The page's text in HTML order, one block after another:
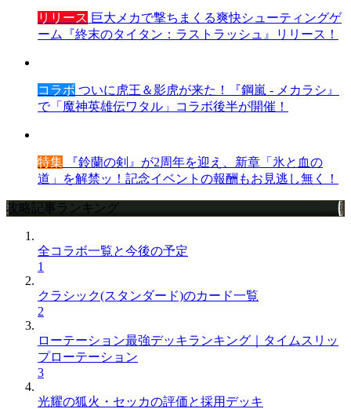
リリース 巨大メカで撃ちまくる爽快シューティングゲ
ーム『終末のタイタン：ラストラッシュ』リリース！
コラボ ついに虎王＆影虎が来た！『鋼嵐 - メカラシ』
で「魔神英雄伝ワタル」コラボ後半が開催！
特集 『鈴蘭の剣』が2周年を迎え、新章「氷と血の
道」を解禁ッ！記念イベントの報酬もお見逃し無く！
攻略記事ランキング
全コラボ一覧と今後の予定
1
クラシック(スタンダード)のカード一覧
2
ローテーション最強デッキランキング｜タイムスリッ
プローテーション
3
光耀の狐火・セッカの評価と採用デッキ